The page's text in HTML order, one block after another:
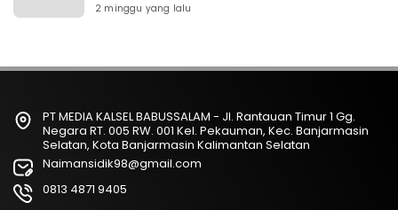
2 minggu yang lalu
PT MEDIA KALSEL BABUSSALAM - Jl. Rantauan Timur 1 Gg.
Negara RT. 005 RW. 001 Kel. Pekauman, Kec. Banjarmasin
Selatan, Kota Banjarmasin Kalimantan Selatan
Naimansidik98@gmail.com
0813 4871 9405